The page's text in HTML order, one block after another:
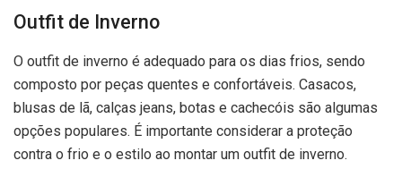
Outfit de Inverno
O outfit de inverno é adequado para os dias frios, sendo
composto por peças quentes e confortáveis. Casacos,
blusas de lã, calças jeans, botas e cachecóis são algumas
opções populares. É importante considerar a proteção
contra o frio e o estilo ao montar um outfit de inverno.